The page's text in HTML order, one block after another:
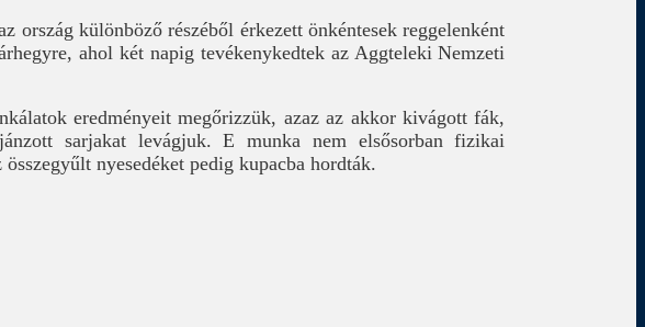
különböző részéből érkezett önkéntesek reggelenként
ahol két napig tevékenykedtek az Aggteleki Nemzeti
eredményeit megőrizzük, azaz az akkor kivágott fák,
sarjakat levágjuk. E munka nem elsősorban fizikai
nyesedéket pedig kupacba hordták.